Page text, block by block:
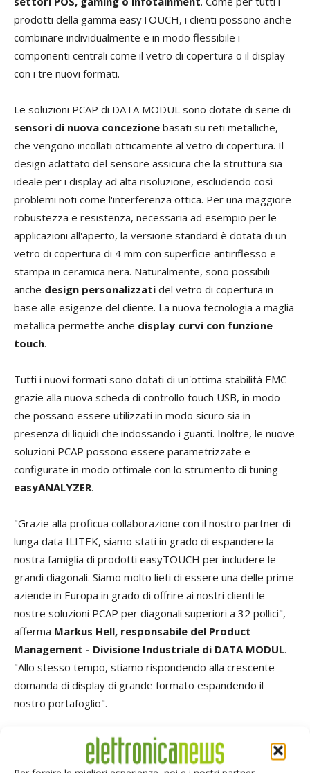
prodotti della gamma easyTOUCH, i clienti possono anche
combinare individualmente e in modo flessibile i
componenti centrali come il vetro di copertura o il display
con i tre nuovi formati.
Le soluzioni PCAP di DATA MODUL sono dotate di serie di
sensori di nuova concezione basati su reti metalliche,
che vengono incollati otticamente al vetro di copertura. Il
design adattato del sensore assicura che la struttura sia
ideale per i display ad alta risoluzione, escludendo così
problemi noti come l'interferenza ottica. Per una maggiore
robustezza e resistenza, necessaria ad esempio per le
applicazioni all'aperto, la versione standard è dotata di un
vetro di copertura di 4 mm con superficie antiriflesso e
stampa in ceramica nera. Naturalmente, sono possibili
anche design personalizzati del vetro di copertura in
base alle esigenze del cliente. La nuova tecnologia a maglia
metallica permette anche display curvi con funzione
touch.
Tutti i nuovi formati sono dotati di un'ottima stabilità EMC
grazie alla nuova scheda di controllo touch USB, in modo
che possano essere utilizzati in modo sicuro sia in
presenza di liquidi che indossando i guanti. Inoltre, le nuove
soluzioni PCAP possono essere parametrizzate e
configurate in modo ottimale con lo strumento di tuning
easyANALYZER.
"Grazie alla proficua collaborazione con il nostro partner di
lunga data ILITEK, siamo stati in grado di espandere la
nostra famiglia di prodotti easyTOUCH per includere le
grandi diagonali. Siamo molto lieti di essere una delle prime
aziende in Europa in grado di offrire ai nostri clienti le
nostre soluzioni PCAP per diagonali superiori a 32 pollici",
afferma Markus Hell, responsabile del Product
Management - Divisione Industriale di DATA MODUL.
"Allo stesso tempo, stiamo rispondendo alla crescente
domanda di display di grande formato espandendo il
nostro portafoglio".